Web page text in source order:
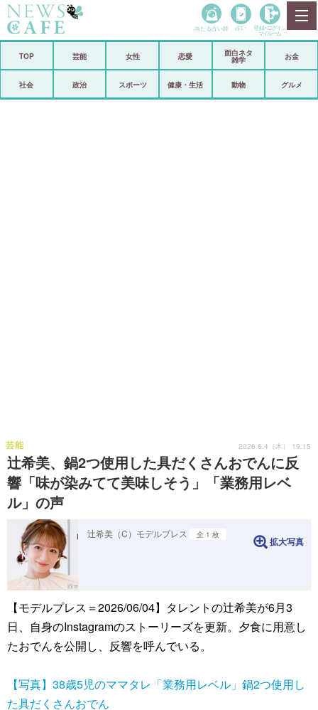
政治
当たる占い師 占い 登録• ログイン
マイルーム
TOP 芸能 女性 恋愛
面白ネタ
雑学
お金
社会 政治 スポーツ 健康・生活 動物 グルメ
辻希美、鍋2つ使用した具だくさんおでんに反
響「味が染みてて美味しそう」「業務用レベ
ル」の声
芸能 2026.6.4（木） 19:15
辻希美（C）モデルプレス 全 1 枚
拡大写真
【モデルプレス＝2026/06/04】タレントの辻希美が6月3
日、自身のInstagramのストーリーズを更新。夕食に用意し
たおでんを公開し、反響を呼んでいる。
【写真】38歳5児のママタレ「業務用レベル」鍋2つ使用し
た具だくさんおでん